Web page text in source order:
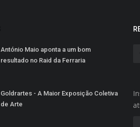
António Maio aponta a um bom
resultado no Raid da Ferraria
Goldrartes - A Maior Exposição Coletiva
de Arte